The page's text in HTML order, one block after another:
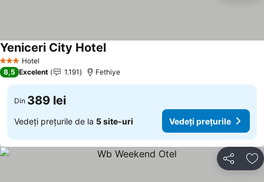
3 SteleHotel
Yeniceri City Hotel
8,5 Excelent 1.191 Fethiye
Din 389 lei
Vedeți prețurile de la 5 site-uri Vedeți prețurile
Distribuiți